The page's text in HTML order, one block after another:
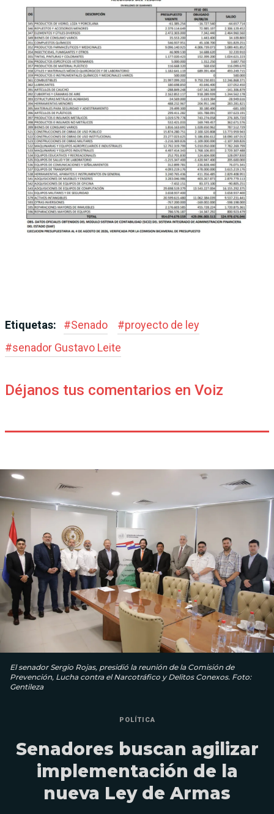
Etiquetas: #Senado #proyecto de ley
#senador Gustavo Leite
Déjanos tus comentarios en Voiz
El senador Sergio Rojas, presidió la reunión de la Comisión de
Prevención, Lucha contra el Narcotráfico y Delitos Conexos. Foto:
Gentileza
POLÍTICA
Senadores buscan agilizar
implementación de la
nueva Ley de Armas